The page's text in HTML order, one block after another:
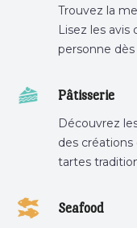
Trouvez la
Lisez les
personne
Pâtisserie
Découvrez
des
tartes
tunis,
Seafood